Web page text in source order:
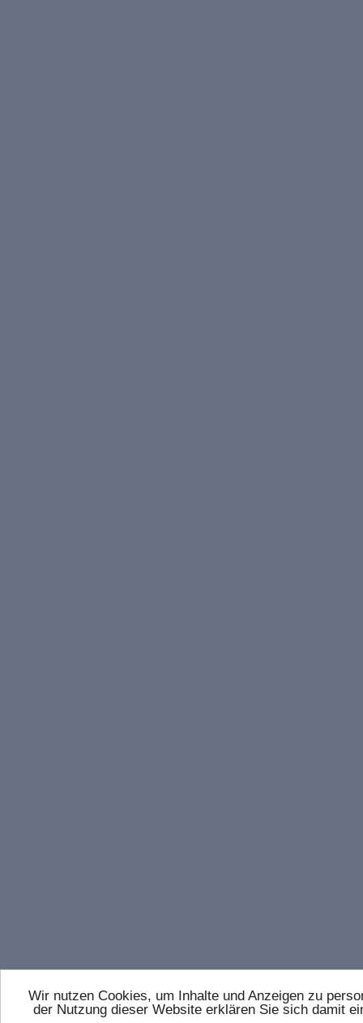
Wir nutzen Cookies, um Inhalte und Anzeigen zu
der Nutzung dieser Website erklären Sie sich damit